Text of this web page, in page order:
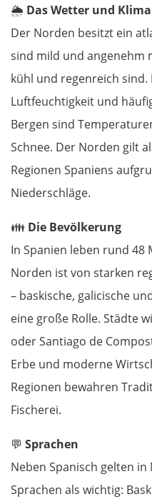
🌦️ Das Wetter und Klima
Der Norden besitzt ein
sind mild und angenehm
kühl und regenreich
Luftfeuchtigkeit und
Bergen sind
Schnee. Der Norden gilt
Regionen Spaniens
Niederschläge.
👪 Die Bevölkerung
In Spanien leben rund 48
Norden ist von starken
– baskische, galicische
eine große Rolle. Städte
oder Santiago de
Erbe und moderne
Regionen bewahren
Fischerei.
💬 Sprachen
Neben Spanisch gelten
Sprachen als wichtig:
Tschechien
Ústí nad Labem
Mělník
Prag
Beroun
Taus
Deutschland Süd
Regensburg
Pfaffenhofen an
München